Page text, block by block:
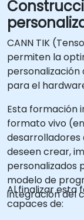
CANN TIK
permiten la
personalización
para el
Esta formación
formato vivo
desarrolladores
deseen crear,
personalizados
modelo de
integración del
Al finalizar esta
capaces de: